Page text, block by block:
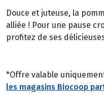
Douce et juteuse, la
alliée ! Pour une pause
profitez de ses
*Offre valable
les magasins Biocoop